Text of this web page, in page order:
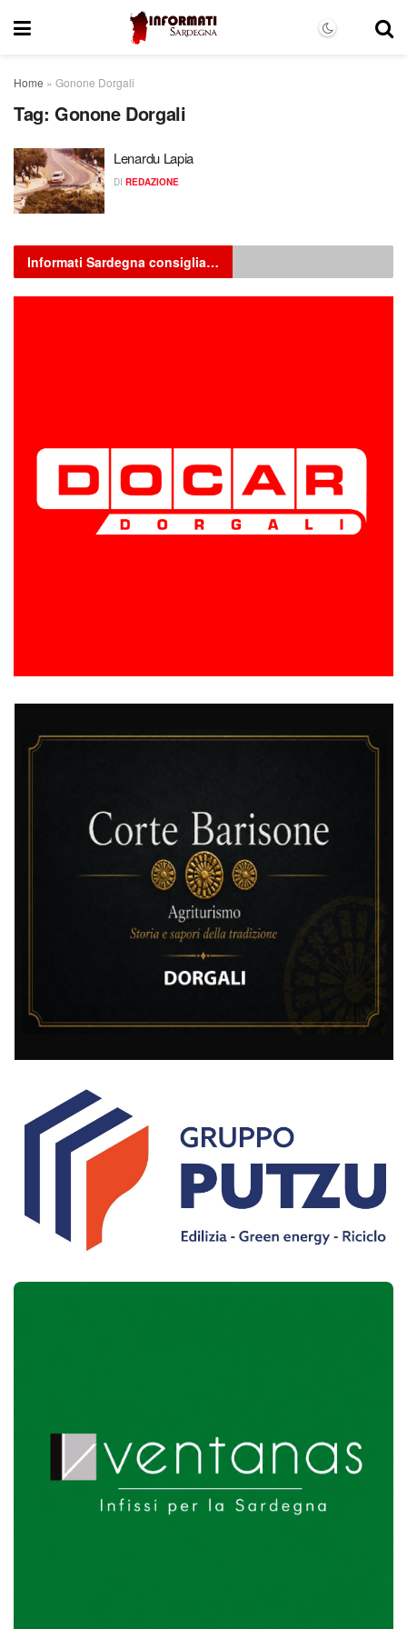
Home » Gonone Dorgali
Tag: Gonone Dorgali
Lenardu Lapia
DI REDAZIONE
Informati Sardegna consiglia…